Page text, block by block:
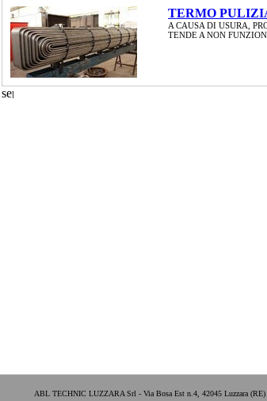
TERMO
A CAUSA DI USURA,
TENDE A NON
ABL TECHNIC LUZZARA Srl - Via Bosa Est n.4, 42045 Luzzara